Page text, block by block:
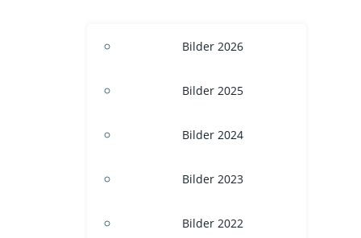
Bilder 2026
Bilder 2025
Bilder 2024
Bilder 2023
Bilder 2022